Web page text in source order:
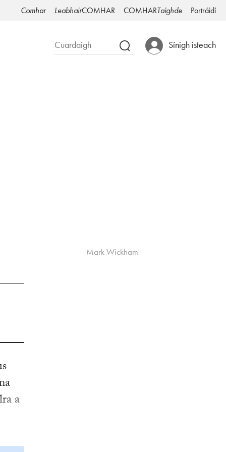
Comhar LeabhairCOMHAR COMHARTaighde Portráidí
Sínigh isteach
Mark Wickham
a